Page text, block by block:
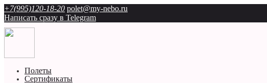
+7(995)120-18-20 polet@my-nebo.ru
Написать сразу в Telegram
Полеты
Сертификаты